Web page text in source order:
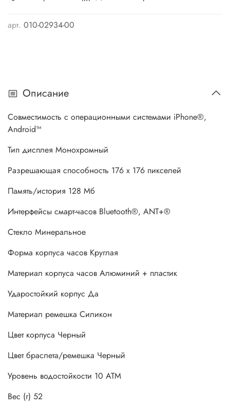
арт. 010-02934-00
Описание
Совместимость с операционными системами iPhone®,
Android™
Тип дисплея Монохромный
Разрешающая способность 176 x 176 пикселей
Память/история 128 Мб
Интерфейсы смарт-часов Bluetooth®, ANT+®
Стекло Минеральное
Форма корпуса часов Круглая
Материал корпуса часов Алюминий + пластик
Ударостойкий корпус Да
Материал ремешка Силикон
Цвет корпуса Черный
Цвет браслета/ремешка Черный
Уровень водостойкости 10 АТМ
Вес (г) 52